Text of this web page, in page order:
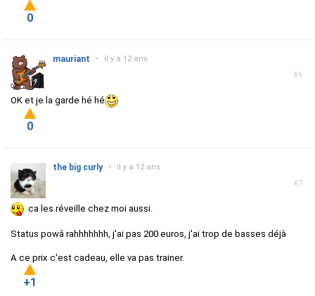
0
#6
mauriant • il y a 12 ans
OK et je la garde hé hé
0
#7
the big curly • il y a 12 ans
ca les réveille chez moi aussi.
Status powâ rahhhhhhh, j'ai pas 200 euros, j'ai trop de basses déjà
A ce prix c'est cadeau, elle va pas trainer.
+1